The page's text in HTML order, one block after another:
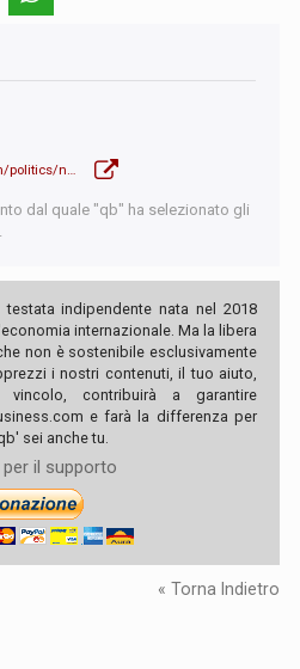
www.euractiv.com/section/politics/news/most-german-weapons-exports-sent-to-ukraine-in-2023/
dal quale "qb" ha selezionato gli
testata indipendente nata nel 2018
internazionale. Ma la libera
non è sostenibile esclusivamente
i nostri contenuti, il tuo aiuto,
contribuirà a garantire
e farà la differenza per
sei anche tu.
per il supporto
« Torna Indietro